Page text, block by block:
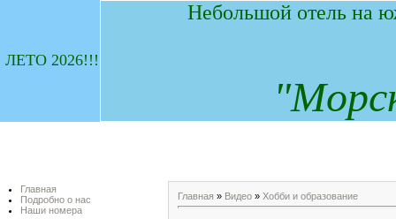
ЛЕТО 2026!!!
Небольшой отель на
"М
Главная
Подробно о нас
Наши номера
Главная » Видео » Хобби и образование